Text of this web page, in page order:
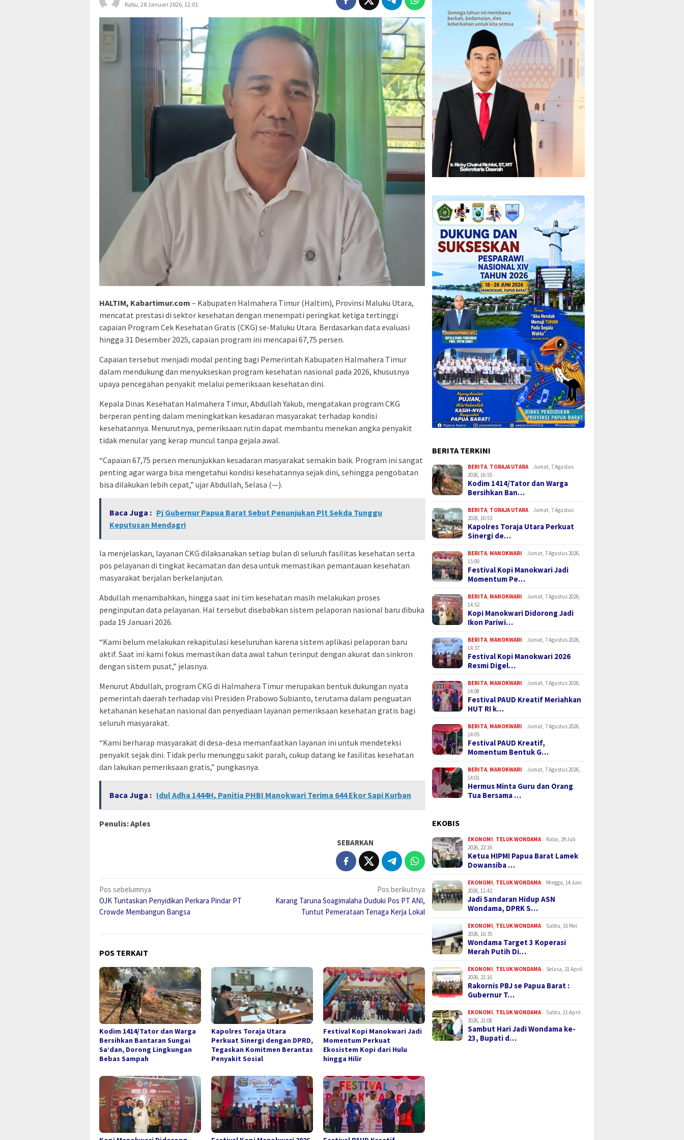
Rabu, 28 Januari 2026, 12:01
HALTIM, Kabartimur.com – Kabupaten Halmahera Timur (Haltim), Provinsi Maluku Utara,
mencatat prestasi di sektor kesehatan dengan menempati peringkat ketiga tertinggi
capaian Program Cek Kesehatan Gratis (CKG) se-Maluku Utara. Berdasarkan data evaluasi
hingga 31 Desember 2025, capaian program ini mencapai 67,75 persen.
Capaian tersebut menjadi modal penting bagi Pemerintah Kabupaten Halmahera Timur
dalam mendukung dan menyukseskan program kesehatan nasional pada 2026, khususnya
upaya pencegahan penyakit melalui pemeriksaan kesehatan dini.
Kepala Dinas Kesehatan Halmahera Timur, Abdullah Yakub, mengatakan program CKG
berperan penting dalam meningkatkan kesadaran masyarakat terhadap kondisi
kesehatannya. Menurutnya, pemeriksaan rutin dapat membantu menekan angka penyakit
tidak menular yang kerap muncul tanpa gejala awal.
“Capaian 67,75 persen menunjukkan kesadaran masyarakat semakin baik. Program ini sangat
penting agar warga bisa mengetahui kondisi kesehatannya sejak dini, sehingga pengobatan
bisa dilakukan lebih cepat,” ujar Abdullah, Selasa (—).
Baca Juga : Pj Gubernur Papua Barat Sebut Penunjukan Plt Sekda Tunggu
Keputusan Mendagri
Ia menjelaskan, layanan CKG dilaksanakan setiap bulan di seluruh fasilitas kesehatan serta
pos pelayanan di tingkat kecamatan dan desa untuk memastikan pemantauan kesehatan
masyarakat berjalan berkelanjutan.
Abdullah menambahkan, hingga saat ini tim kesehatan masih melakukan proses
penginputan data pelayanan. Hal tersebut disebabkan sistem pelaporan nasional baru dibuka
pada 19 Januari 2026.
“Kami belum melakukan rekapitulasi keseluruhan karena sistem aplikasi pelaporan baru
aktif. Saat ini kami fokus memastikan data awal tahun terinput dengan akurat dan sinkron
dengan sistem pusat,” jelasnya.
Menurut Abdullah, program CKG di Halmahera Timur merupakan bentuk dukungan nyata
pemerintah daerah terhadap visi Presiden Prabowo Subianto, terutama dalam penguatan
ketahanan kesehatan nasional dan penyediaan layanan pemeriksaan kesehatan gratis bagi
seluruh masyarakat.
“Kami berharap masyarakat di desa-desa memanfaatkan layanan ini untuk mendeteksi
penyakit sejak dini. Tidak perlu menunggu sakit parah, cukup datang ke fasilitas kesehatan
dan lakukan pemeriksaan gratis,” pungkasnya.
Baca Juga : Idul Adha 1444H, Panitia PHBI Manokwari Terima 644 Ekor Sapi Kurban
Penulis: Aples
SEBARKAN
Navigasi
pos
Pos sebelumnya
OJK Tuntaskan Penyidikan Perkara Pindar PT
Crowde Membangun Bangsa
Pos berikutnya
Karang Taruna Soagimalaha Duduki Pos PT ANI,
Tuntut Pemerataan Tenaga Kerja Lokal
POS TERKAIT
Kodim 1414/Tator dan Warga
Bersihkan Bantaran Sungai
Sa’dan, Dorong Lingkungan
Bebas Sampah
Kapolres Toraja Utara
Perkuat Sinergi dengan DPRD,
Tegaskan Komitmen Berantas
Penyakit Sosial
Festival Kopi Manokwari Jadi
Momentum Perkuat
Ekosistem Kopi dari Hulu
hingga Hilir
BERITA TERKINI
BERITA TORAJA UTARA
Jumat, 7 Agustus
2026, 16:55
Kodim 1414/Tator dan Warga
Bersihkan Ban…
BERITA TORAJA UTARA
Jumat, 7 Agustus
2026, 16:53
Kapolres Toraja Utara Perkuat
Sinergi de…
BERITA MANOKWARI
Jumat, 7 Agustus 2026,
15:00
Festival Kopi Manokwari Jadi
Momentum Pe…
BERITA MANOKWARI
Jumat, 7 Agustus 2026,
14:52
Kopi Manokwari Didorong Jadi
Ikon Pariwi…
BERITA MANOKWARI
Jumat, 7 Agustus 2026,
14:37
Festival Kopi Manokwari 2026
Resmi Digel…
BERITA MANOKWARI
Jumat, 7 Agustus 2026,
14:08
Festival PAUD Kreatif Meriahkan
HUT RI k…
BERITA MANOKWARI
Jumat, 7 Agustus 2026,
14:05
Festival PAUD Kreatif,
Momentum Bentuk G…
BERITA MANOKWARI
Jumat, 7 Agustus 2026,
14:01
Hermus Minta Guru dan Orang
Tua Bersama …
EKOBIS
EKONOMI TELUK WONDAMA
Rabu, 29 Juli
2026, 22:16
Ketua HIPMI Papua Barat Lamek
Dowansiba …
EKONOMI TELUK WONDAMA
Minggu, 14 Juni
2026, 11:42
Jadi Sandaran Hidup ASN
Wondama, DPRK S…
EKONOMI TELUK WONDAMA
Sabtu, 16 Mei
2026, 16:35
Wondama Target 3 Koperasi
Merah Putih Di…
EKONOMI TELUK WONDAMA
Selasa, 21 April
2026, 21:16
Rakornis PBJ se Papua Barat :
Gubernur T…
EKONOMI TELUK WONDAMA
Sabtu, 11 April
2026, 21:08
Sambut Hari Jadi Wondama ke-
23, Bupati d…